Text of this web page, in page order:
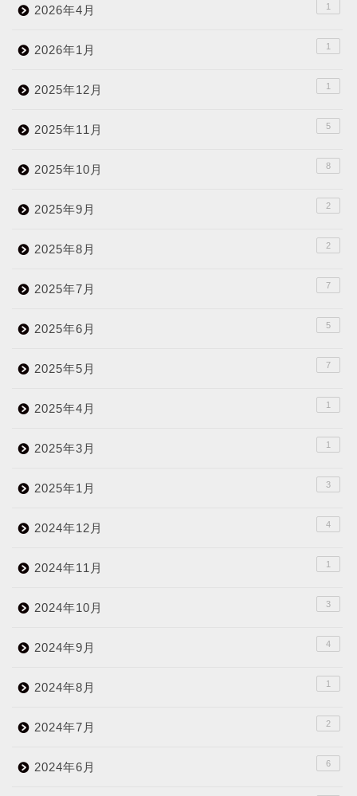
2026年4月 1
2026年1月 1
2025年12月 1
2025年11月 5
2025年10月 8
2025年9月 2
2025年8月 2
2025年7月 7
2025年6月 5
2025年5月 7
2025年4月 1
2025年3月 1
2025年1月 3
2024年12月 4
2024年11月 1
2024年10月 3
2024年9月 4
2024年8月 1
2024年7月 2
2024年6月 6